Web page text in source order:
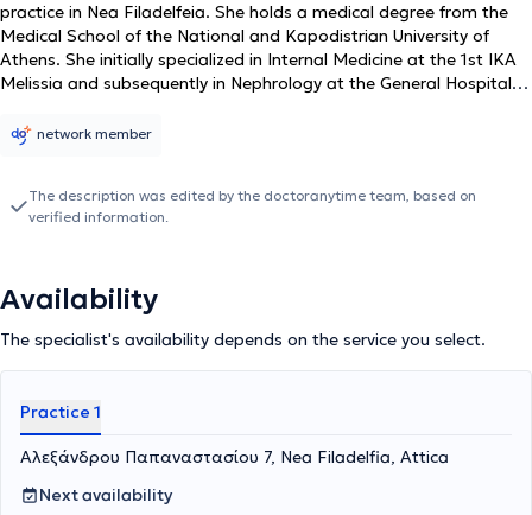
practice in Nea Filadelfeia. She holds a medical degree from the
Medical School of the National and Kapodistrian University of
Athens. She initially specialized in Internal Medicine at the 1st IKA
Melissia and subsequently in Nephrology at the General Hospital
worked as an Attending Nephrologist in the Chronic Hemodialysis
currently serves as the Scientific Director. In her private practice,
she offers a wide range of services, respecting the specific needs
network member
The description was edited by the doctoranytime team, based on
verified information.
Availability
The specialist's availability depends on the service you select.
Practice 1
Αλεξάνδρου Παπαναστασίου 7, Nea Filadelfia, Attica
Next availability